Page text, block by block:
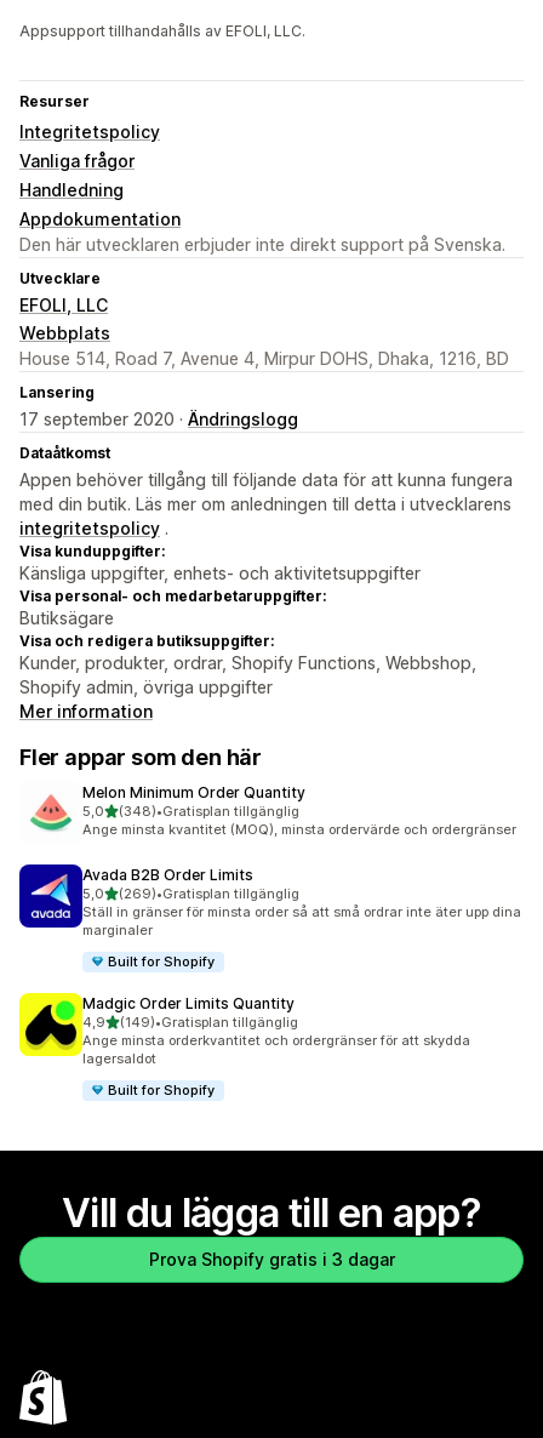
Appsupport tillhandahålls av EFOLI, LLC.
Resurser
Integritetspolicy
Vanliga frågor
Handledning
Appdokumentation
Den här utvecklaren erbjuder inte direkt support på Svenska.
Utvecklare
EFOLI, LLC
Webbplats
House 514, Road 7, Avenue 4, Mirpur DOHS, Dhaka, 1216, BD
Lansering
17 september 2020 · Ändringslogg
Dataåtkomst
Appen behöver tillgång till följande data för att kunna fungera
med din butik. Läs mer om anledningen till detta i utvecklarens
integritetspolicy .
Visa kunduppgifter:
Känsliga uppgifter, enhets- och aktivitetsuppgifter
Visa personal- och medarbetaruppgifter:
Butiksägare
Visa och redigera butiksuppgifter:
Kunder, produkter, ordrar, Shopify Functions, Webbshop,
Shopify admin, övriga uppgifter
Mer information
Fler appar som den här
Melon Minimum Order Quantity
5,0av 5 stjärnor
(348)
348 recensioner totalt
•Gratisplan tillgänglig
Ange minsta kvantitet (MOQ), minsta ordervärde och ordergränser
Avada B2B Order Limits
5,0av 5 stjärnor
(269)
269 recensioner totalt
•Gratisplan tillgänglig
Ställ in gränser för minsta order så att små ordrar inte äter upp dina
marginaler
Built for Shopify
Madgic Order Limits Quantity
4,9av 5 stjärnor
(149)
149 recensioner totalt
•Gratisplan tillgänglig
Ange minsta orderkvantitet och ordergränser för att skydda
lagersaldot
Built for Shopify
Vill du lägga till en app?
Prova Shopify gratis i 3 dagar